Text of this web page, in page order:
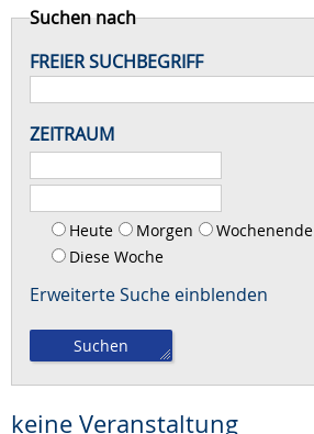
Suchen nach
FREIER SUCHBEGRIFF
ZEITRAUM
Heute Morgen
Wochenende
Diese Woche
Erweiterte Suche
keine Veranstaltung